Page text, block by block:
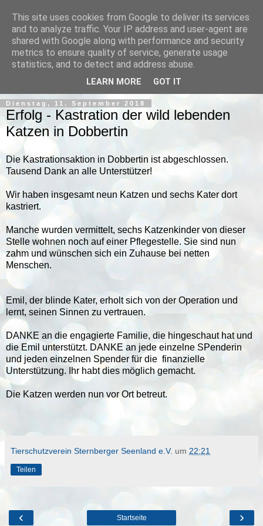
Dienstag, 11. September 2018
Erfolg - Kastration der wild lebenden
Katzen in Dobbertin
Die Kastrationsaktion in Dobbertin ist abgeschlossen.
Tausend Dank an alle Unterstützer!
Wir haben insgesamt neun Katzen und sechs Kater dort
kastriert.
Manche wurden vermittelt, sechs Katzenkinder von dieser
Stelle wohnen noch auf einer Pflegestelle. Sie sind nun
zahm und wünschen sich ein Zuhause bei netten
Menschen.
Emil, der blinde Kater, erholt sich von der Operation und
lernt, seinen Sinnen zu vertrauen.
DANKE an die engagierte Familie, die hingeschaut hat und
die Emil unterstützt. DANKE an jede einzelne SPenderin
und jeden einzelnen Spender für die finanzielle
Unterstützung. Ihr habt dies möglich gemacht.
Die Katzen werden nun vor Ort betreut.
Tierschutzverein Sternberger Seenland e.V. um 22:21
Teilen
‹ ›
Startseite
This site uses cookies from Google to deliver its services
and to analyze traffic. Your IP address and user-agent are
shared with Google along with performance and security
metrics to ensure quality of service, generate usage
statistics, and to detect and address abuse.
LEARN MORE GOT IT